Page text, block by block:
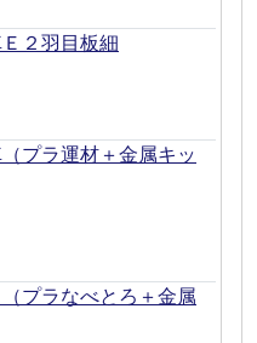
２羽目板細
プラ運材＋金属キッ
プラなべとろ＋金属